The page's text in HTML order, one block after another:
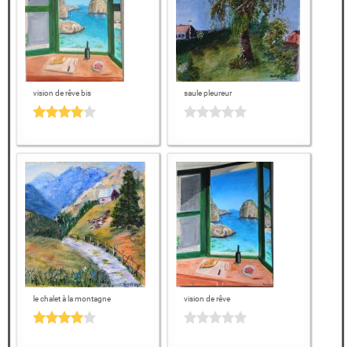
vision de rêve bis saule pleureur
le chalet à la montagne vision de rêve